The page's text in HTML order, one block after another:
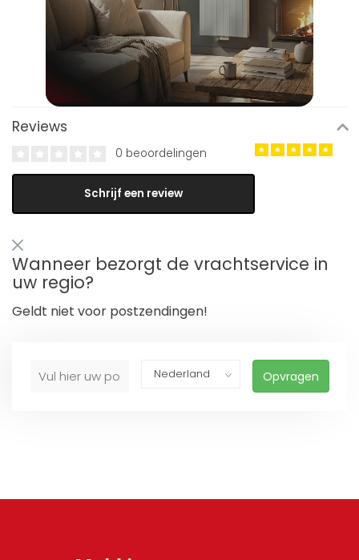
Reviews
0 beoordelingen
Schrijf een review
Wanneer bezorgt de vrachtservice in
uw regio?
Geldt niet voor postzendingen!
Opvragen